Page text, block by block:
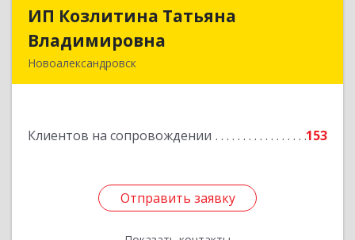
ИП Козлитина Татьяна
Владимировна
Новоалександровск
Клиентов на сопровождении 153
Отправить заявку
ИП Козлитина Татьяна
Подробнее
Отправить заявку